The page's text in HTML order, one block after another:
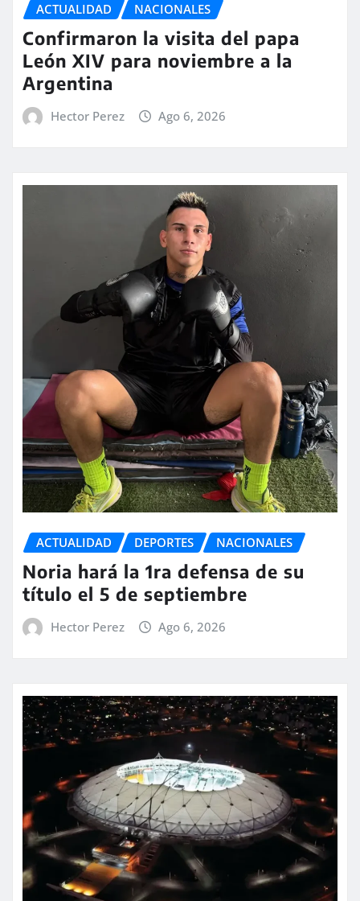
ACTUALIDAD NACIONALES
Confirmaron la visita del papa
León XIV para noviembre a la
Argentina
Hector Perez Ago 6, 2026
ACTUALIDAD DEPORTES NACIONALES
Noria hará la 1ra defensa de su
título el 5 de septiembre
Hector Perez Ago 6, 2026